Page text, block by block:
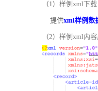
（1）样例xml下载
提供xml样例数
（2）样例xml内